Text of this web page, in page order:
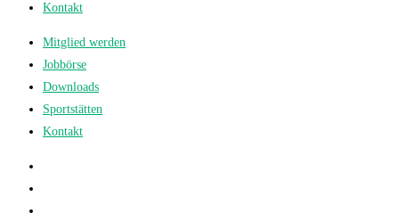
Kontakt
Mitglied werden
Jobbörse
Downloads
Sportstätten
Kontakt